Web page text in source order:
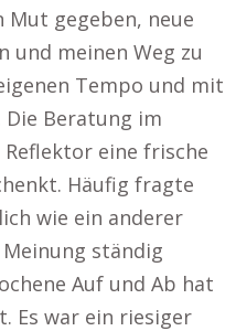
Mut gegeben, neue
und meinen Weg zu
Tempo und mit
Die Beratung im
eine frische
Häufig fragte
wie ein anderer
ständig
Auf und Ab hat
Es war ein riesiger